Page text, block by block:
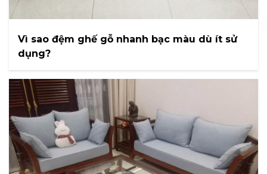
Vì sao đệm ghế gỗ nhanh bạc màu dù ít sử
dụng?